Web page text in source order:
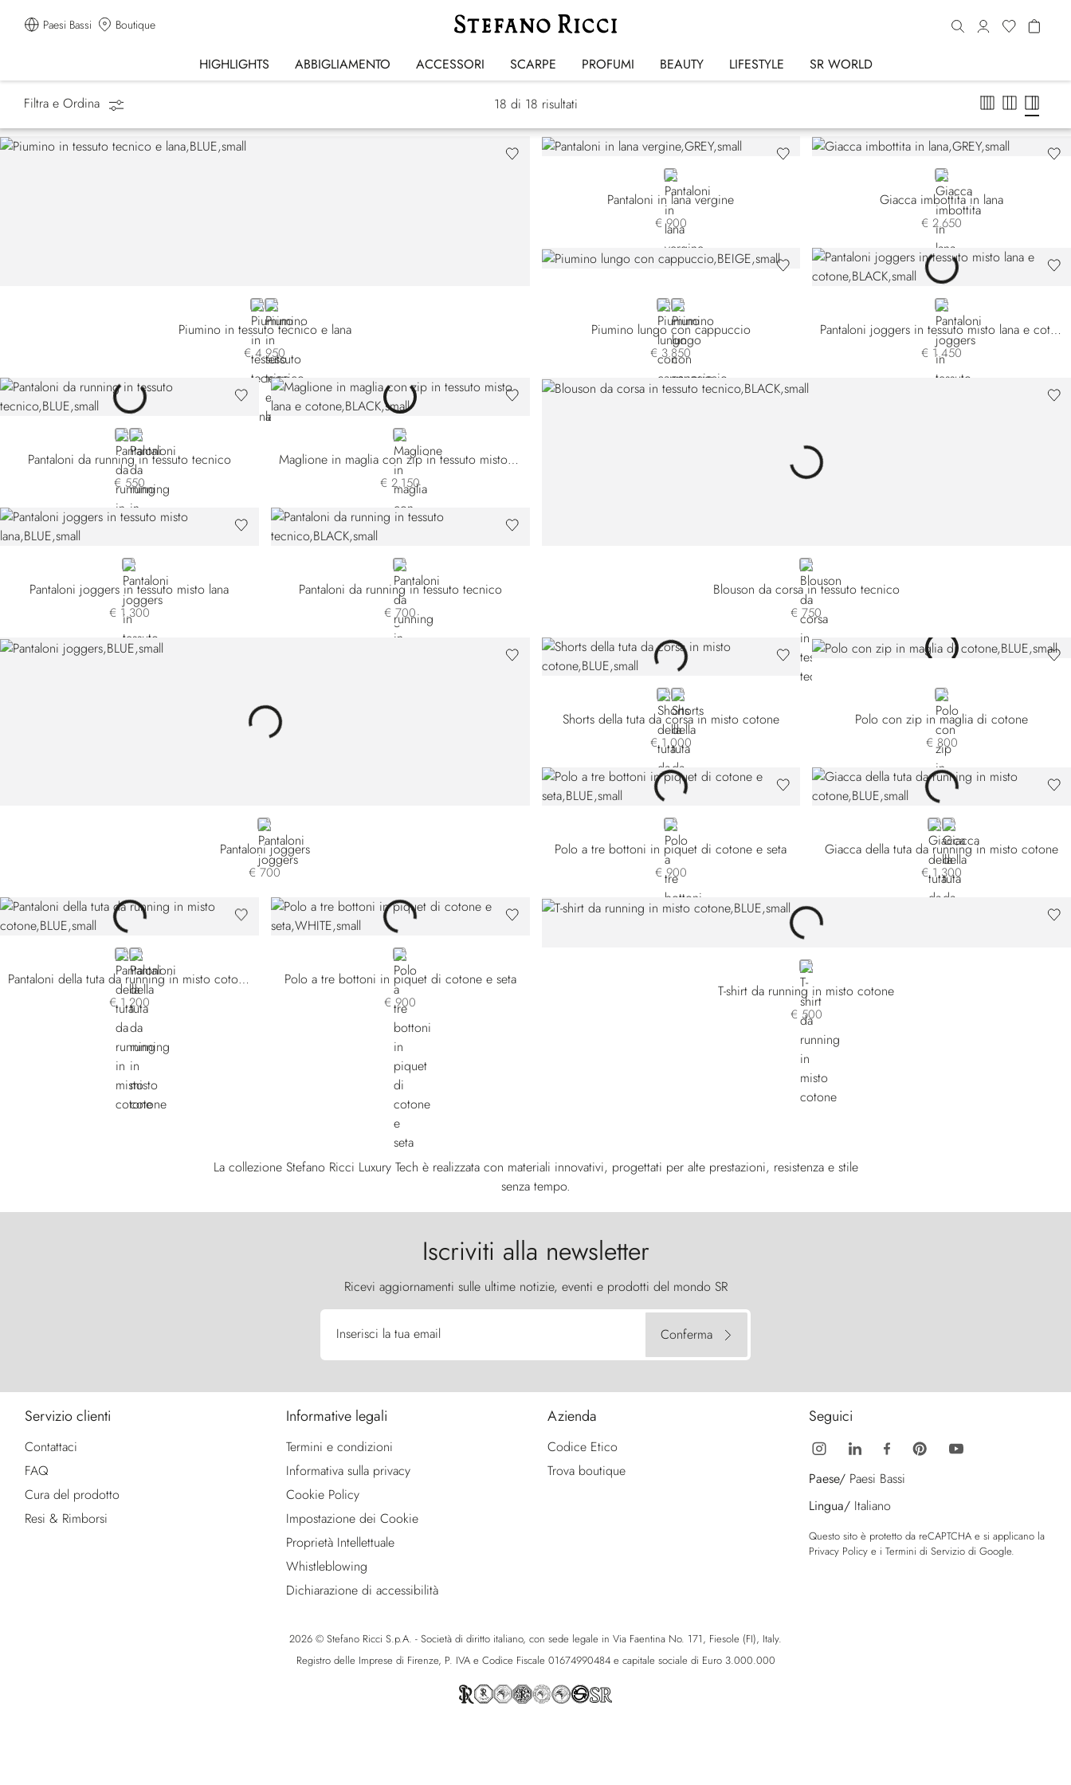
Paesi Bassi Boutique
HIGHLIGHTS ABBIGLIAMENTO ACCESSORI SCARPE PROFUMI BEAUTY LIFESTYLE SR WORLD
Homepage Abbigliamento
Luxury Tech
Filtra e Ordina 18 di 18 risultati
BLUEGREEN
Piumino in tessuto tecnico e lana
€ 4.950
GREY
Pantaloni in lana vergine
€ 900
GREY
Giacca imbottita in lana
€ 2.650
BEIGE
BLUE
Piumino lungo con cappuccio
€ 3.850
BLACK
Pantaloni joggers in tessuto misto lana e cotone
€ 1.450
BLUEBLACK
Pantaloni da running in tessuto tecnico
€ 550
BLACK
Maglione in maglia con zip in tessuto misto lana e cotone
€ 2.150
BLACK
Blouson da corsa in tessuto tecnico
€ 750
BLUE
Pantaloni joggers in tessuto misto lana
€ 1.300
BLACK
Pantaloni da running in tessuto tecnico
€ 700
BLUE
Pantaloni joggers
€ 700
BLUEWHITE
Shorts della tuta da corsa in misto cotone
€ 1.000
BLUE
Polo con zip in maglia di cotone
€ 800
BLUE
Polo a tre bottoni in piquet di cotone e seta
€ 900
BLUEWHITE
Giacca della tuta da running in misto cotone
€ 1.300
BLUEWHITE
Pantaloni della tuta da running in misto cotone
€ 1.200
WHITE
Polo a tre bottoni in piquet di cotone e seta
€ 900
BLUE
T-shirt da running in misto cotone
€ 500
La collezione Stefano Ricci Luxury Tech è realizzata con materiali innovativi, progettati per alte prestazioni, resistenza e stile
senza tempo.
Iscriviti alla newsletter
Ricevi aggiornamenti sulle ultime notizie, eventi e prodotti del mondo SR
Inserisci la tua email Conferma
Servizio clienti
Contattaci
FAQ
Cura del prodotto
Resi & Rimborsi
Informative legali
Termini e condizioni
Informativa sulla privacy
Cookie Policy
Impostazione dei Cookie
Proprietà Intellettuale
Whistleblowing
Dichiarazione di accessibilità
Azienda
Codice Etico
Trova boutique
Seguici
Paese/ Paesi Bassi
Lingua/ Italiano
Questo sito è protetto da reCAPTCHA e si applicano la
Privacy Policy e i Termini di Servizio di Google.
2026 © Stefano Ricci S.p.A. - Società di diritto italiano, con sede legale in Via Faentina No. 171, Fiesole (FI), Italy.
Registro delle Imprese di Firenze, P. IVA e Codice Fiscale 01674990484 e capitale sociale di Euro 3.000.000